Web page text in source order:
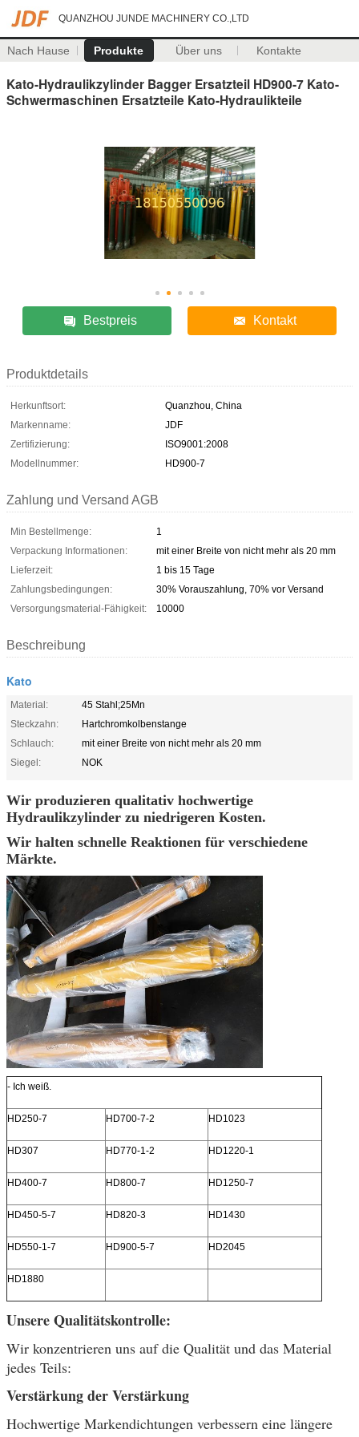
QUANZHOU JUNDE MACHINERY CO.,LTD
Nach Hause Produkte Über uns Kontakte
Kato-Hydraulikzylinder Bagger Ersatzteil HD900-7 Kato-
Schwermaschinen Ersatzteile Kato-Hydraulikteile
Bestpreis Kontakt
Produktdetails
Herkunftsort:
Quanzhou, China
Markenname:
JDF
Zertifizierung:
ISO9001:2008
Modellnummer:
HD900-7
Zahlung und Versand AGB
Min Bestellmenge:
1
Verpackung Informationen:
mit einer Breite von nicht mehr als 20 mm
Lieferzeit:
1 bis 15 Tage
Zahlungsbedingungen:
30% Vorauszahlung, 70% vor Versand
Versorgungsmaterial-Fähigkeit:
10000
Beschreibung
Kato
Material:
45 Stahl;25Mn
Steckzahn:
Hartchromkolbenstange
Schlauch:
mit einer Breite von nicht mehr als 20 mm
Siegel:
NOK
Wir produzieren qualitativ hochwertige
Hydraulikzylinder zu niedrigeren Kosten.
Wir halten schnelle Reaktionen für verschiedene
Märkte.
- Ich weiß.
HD250-7 HD700-7-2 HD1023
HD307 HD770-1-2 HD1220-1
HD400-7 HD800-7 HD1250-7
HD450-5-7 HD820-3 HD1430
HD550-1-7 HD900-5-7 HD2045
HD1880
Unsere Qualitätskontrolle:
Wir konzentrieren uns auf die Qualität und das Material
jedes Teils:
Verstärkung der Verstärkung
Hochwertige Markendichtungen verbessern eine längere